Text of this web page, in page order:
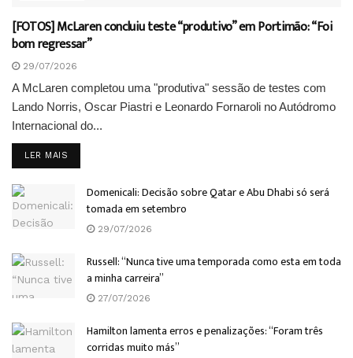
[FOTOS] McLaren concluiu teste “produtivo” em Portimão: “Foi
bom regressar”
29/07/2026
A McLaren completou uma "produtiva" sessão de testes com
Lando Norris, Oscar Piastri e Leonardo Fornaroli no Autódromo
Internacional do...
LER MAIS
Domenicali: Decisão sobre Qatar e Abu Dhabi só será
tomada em setembro
29/07/2026
Russell: “Nunca tive uma temporada como esta em toda
a minha carreira”
27/07/2026
Hamilton lamenta erros e penalizações: “Foram três
corridas muito más”